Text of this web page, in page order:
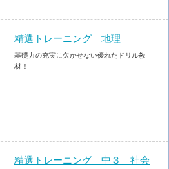
精選トレーニング 地理
基礎力の充実に欠かせない優れたドリル教
材！
精選トレーニング 中３ 社会